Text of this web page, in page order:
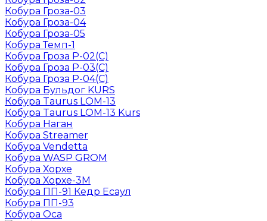
Кобура Гроза-03
Кобура Гроза-04
Кобура Гроза-05
Кобура Темп-1
Кобура Гроза Р-02(С)
Кобура Гроза Р-03(С)
Кобура Гроза Р-04(С)
Кобура Бульдог KURS
Кобура Taurus LOM-13
Кобура Taurus LOM-13 Kurs
Кобура Наган
Кобура Streamer
Кобура Vendetta
Кобура WASP GROM
Кобура Хорхе
Кобура Хорхе-3М
Кобура ПП-91 Кедр Есаул
Кобура ПП-93
Кобура Оса